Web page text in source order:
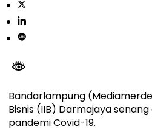
Bandarlampung
Bisnis (IIB) Darmajaya
pandemi Covid-19.